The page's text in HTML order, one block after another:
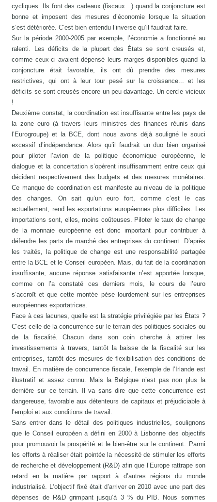
cycliques. Ils font des cadeaux (fiscaux…) quand la conjoncture est
bonne et imposent des mesures d’économie lorsque la situation
s’est détériorée. C’est bien entendu l’inverse qu’il faudrait faire.
Sur la période 2000-2005 par exemple, l’économie a fonctionné au
ralenti. Les déficits de la plupart des États se sont creusés et,
comme ceux-ci avaient dépensé leurs marges disponibles quand la
conjoncture était favorable, ils ont dû prendre des mesures
restrictives, qui ont à leur tour pesé sur la croissance... et les
déficits se sont creusés encore un peu davantage. Un cercle vicieux
!
Deuxième constat, la coordination est insuffisante entre les pays de
la zone euro (à travers leurs ministres des finances réunis dans
l’Eurogroupe) et la BCE, dont nous avons déjà souligné le souci
excessif d’indépendance. Alors qu’il faudrait un duo bien organisé
pour piloter l’avion de la politique économique européenne, le
dialogue et la concertation s’opèrent insuffisamment entre ceux qui
décident respectivement des budgets et des mesures monétaires.
Ce manque de coordination est manifeste au niveau de la politique
des changes. On sait qu’un euro fort, comme c’est le cas
actuellement, rend les exportations européennes plus difficiles. Les
importations sont, elles, moins coûteuses. Piloter le taux de change
de la monnaie européenne est donc important pour contribuer à
défendre les parts de marché des entreprises du continent. D’après
les traités, la politique de change est une responsabilité partagée
entre la BCE et le Conseil européen. Mais, du fait de la coordination
insuffisante, aucune réponse satisfaisante n’est apportée lorsque,
comme on l’a constaté ces derniers mois, le cours de l’euro
s’accroît et que cette montée pèse lourdement sur les entreprises
européennes exportatrices.
Face à ces lacunes, quelle est la stratégie privilégiée par les États ?
C’est celle de la concurrence sur le terrain des politiques sociales ou
de la fiscalité. Chacun dans son coin cherche à attirer les
investissements à travers, tantôt la baisse de la fiscalité sur les
entreprises, tantôt des mesures de flexibilisation des conditions de
travail. En matière de concurrence fiscale, l’exemple de l’Irlande est
illustratif et assez connu. Mais la Belgique n’est pas non plus la
dernière sur ce terrain. Il va sans dire que cette concurrence est
dangereuse, favorable aux détenteurs de capitaux et préjudiciable à
l’emploi et aux conditions de travail.
Sans entrer dans le détail des politiques industrielles, soulignons
que le Conseil européen a défini en 2000 à Lisbonne des objectifs
pour promouvoir la prospérité et le bien-être sur le continent. Parmi
les efforts à réaliser était pointée la nécessité de stimuler les efforts
de recherche et développement (R&D) afin que l’Europe rattrape son
retard en la matière par rapport à d’autres régions du monde
industrialisé. L‘objectif fixé était d’arriver en 2010 avec une part des
dépenses de R&D grimpant jusqu’à 3 % du PIB. Nous sommes